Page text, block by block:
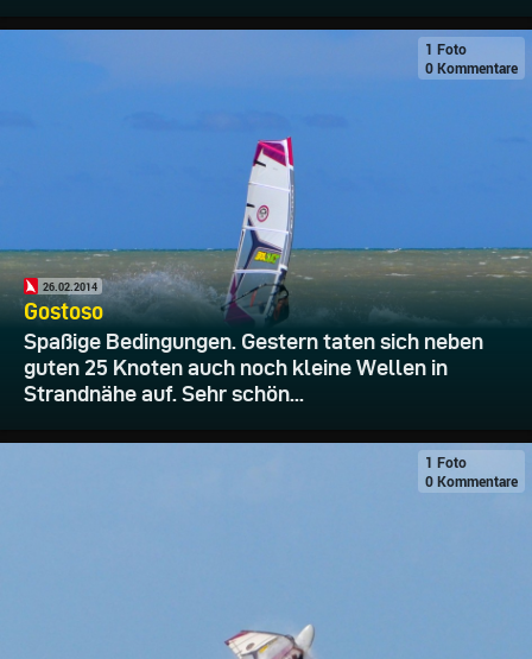
1 Foto
0 Kommentare
26.02.2014
Gostoso
Spaßige Bedingungen. Gestern taten sich neben
guten 25 Knoten auch noch kleine Wellen in
Strandnähe auf. Sehr schön...
1 Foto
0 Kommentare